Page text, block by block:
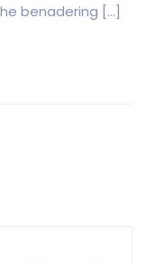
benadering […]